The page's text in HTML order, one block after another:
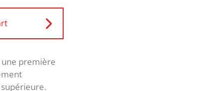
une première